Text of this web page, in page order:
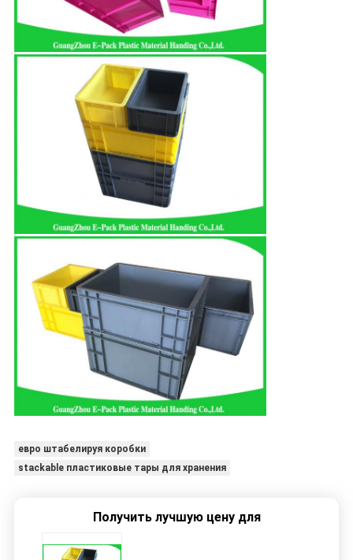
евро штабелируя коробки
stackable пластиковые тары для хранения
Получить лучшую цену для